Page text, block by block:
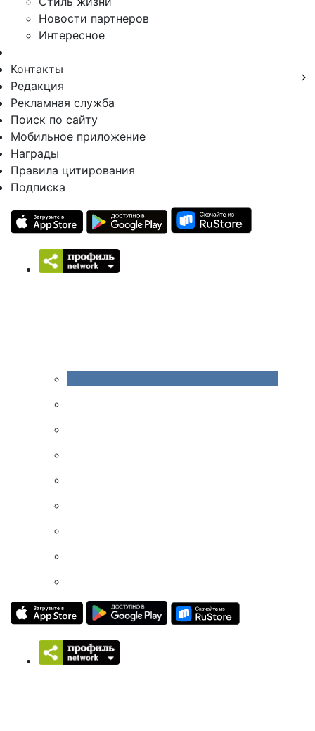
Новости партнеров
Интересное
Контакты
Редакция
Рекламная служба
Поиск по сайту
Мобильное приложение
Награды
Правила цитирования
Подписка